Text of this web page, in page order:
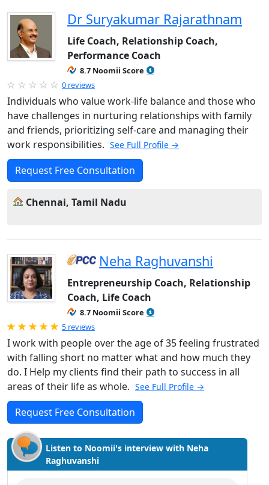
Dr Suryakumar Rajarathnam
Life Coach, Relationship Coach,
Performance Coach
8.7 Noomii Score
0 reviews
Individuals who value work-life balance and those who
have challenges in nurturing relationships with family
and friends, prioritizing self-care and managing their
work responsibilities. See Full Profile →
Request Free Consultation
Chennai, Tamil Nadu
Neha Raghuvanshi
Entrepreneurship Coach, Relationship
Coach, Life Coach
8.7 Noomii Score
Rated 5.0 out of 5
5 reviews
I work with people over the age of 35 feeling frustrated
with falling short no matter what and how much they
do. I Help my clients find their path to success in all
areas of their life as whole. See Full Profile →
Request Free Consultation
Listen to Noomii's interview with Neha
Raghuvanshi